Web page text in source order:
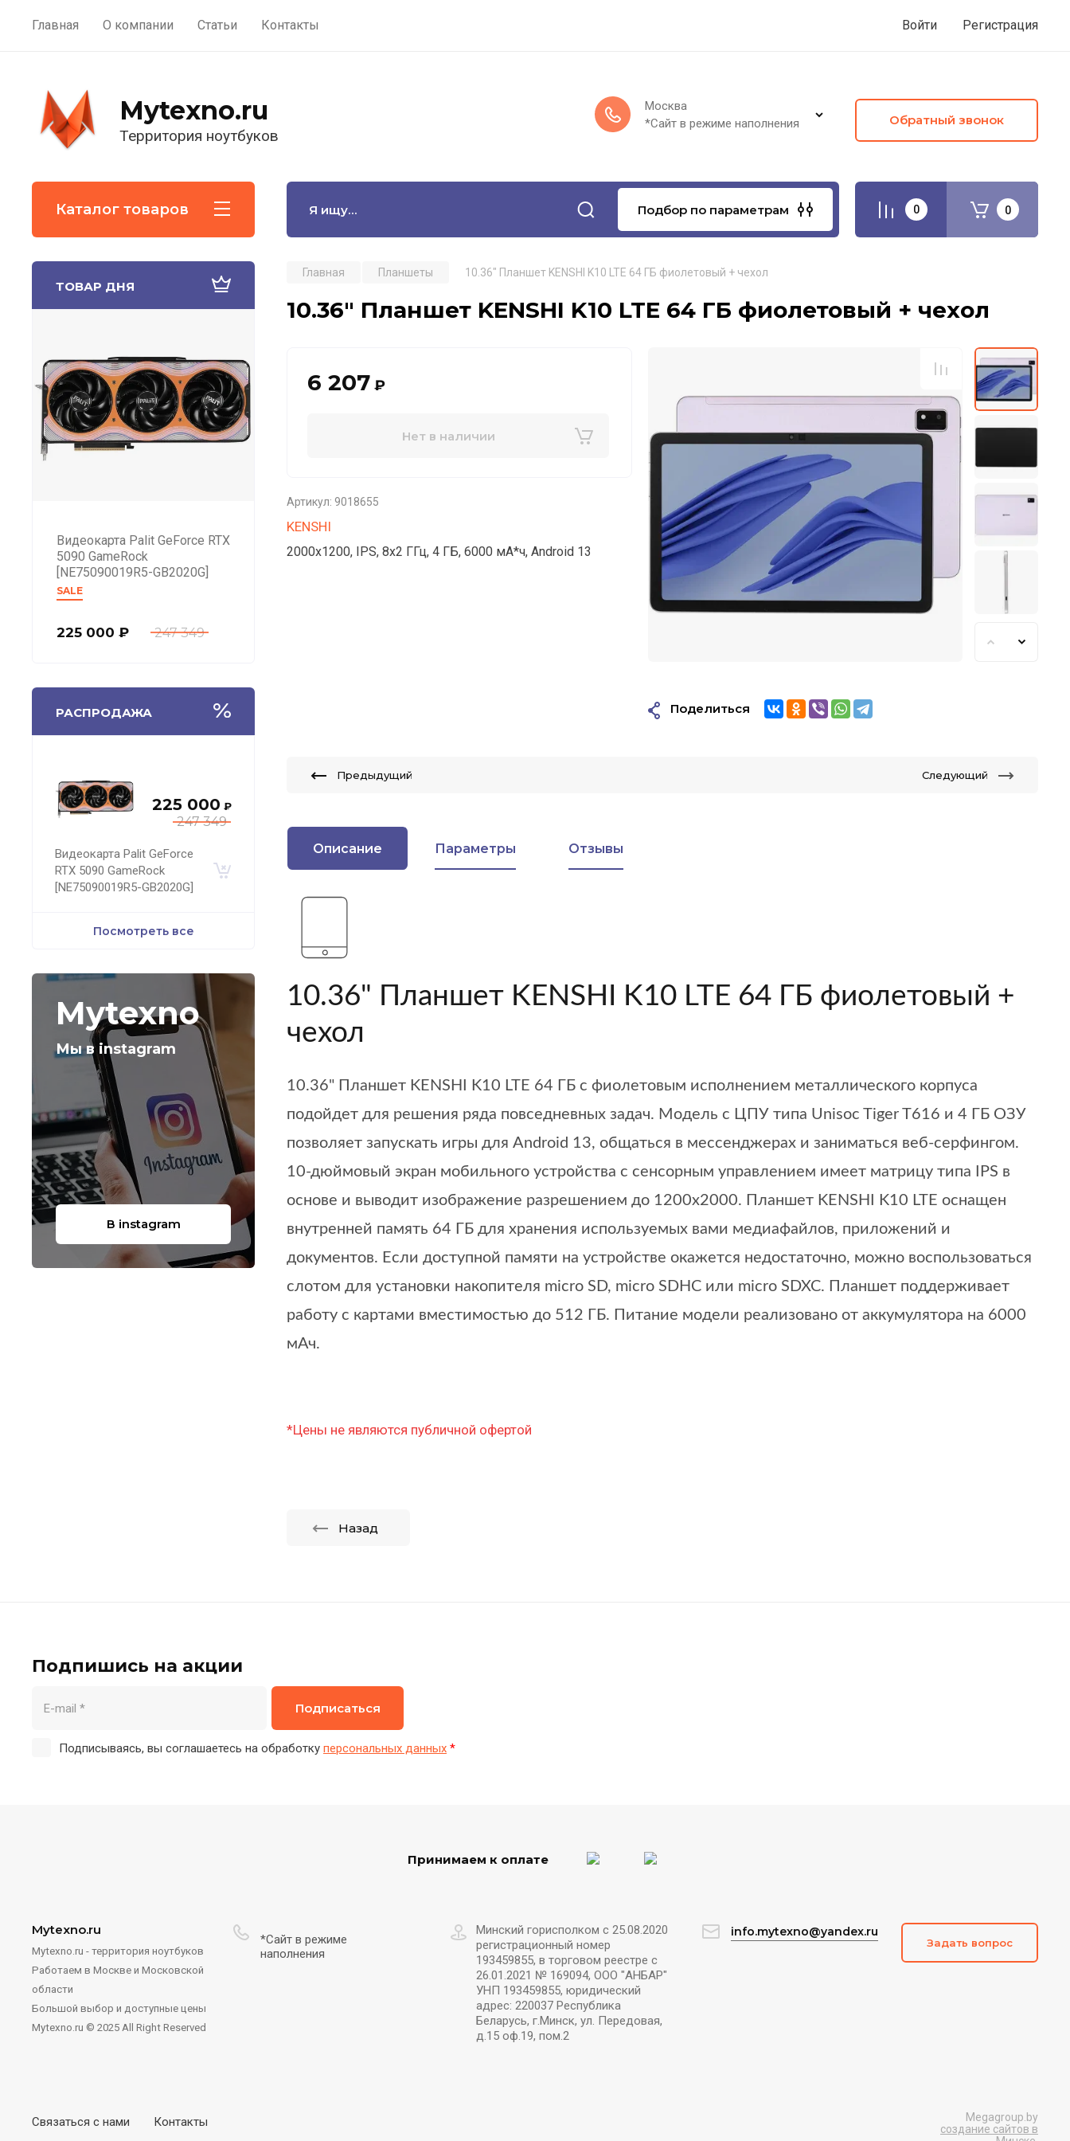
Главная О компании Статьи Контакты Войти Регистрация
Mytexno.ru
Территория ноутбуков
Москва
*Сайт в режиме наполнения
Обратный звонок
Каталог товаров Подбор по параметрам 0 0
ТОВАР ДНЯ
Видеокарта Palit GeForce RTX
5090 GameRock
[NE75090019R5-GB2020G]
SALE
247 349
225 000 ₽
РАСПРОДАЖА
247 349
225 000 ₽
Видеокарта Palit GeForce
RTX 5090 GameRock
[NE75090019R5-GB2020G]
Посмотреть все
Mytexno
Мы в instagram
В instagram
Главная Планшеты 10.36" Планшет KENSHI K10 LTE 64 ГБ фиолетовый + чехол
10.36" Планшет KENSHI K10 LTE 64 ГБ фиолетовый + чехол
6 207 ₽
Нет в наличии
Артикул: 9018655
KENSHI
2000x1200, IPS, 8x2 ГГц, 4 ГБ, 6000 мА*ч, Android 13
Поделиться
Предыдущий Следующий
Описание Параметры Отзывы
10.36" Планшет KENSHI K10 LTE 64 ГБ фиолетовый +
чехол
10.36" Планшет KENSHI K10 LTE 64 ГБ с фиолетовым исполнением металлического корпуса
подойдет для решения ряда повседневных задач. Модель с ЦПУ типа Unisoc Tiger T616 и 4 ГБ ОЗУ
позволяет запускать игры для Android 13, общаться в мессенджерах и заниматься веб-серфингом.
10-дюймовый экран мобильного устройства с сенсорным управлением имеет матрицу типа IPS в
основе и выводит изображение разрешением до 1200x2000. Планшет KENSHI K10 LTE оснащен
внутренней память 64 ГБ для хранения используемых вами медиафайлов, приложений и
документов. Если доступной памяти на устройстве окажется недостаточно, можно воспользоваться
слотом для установки накопителя micro SD, micro SDHC или micro SDXC. Планшет поддерживает
работу с картами вместимостью до 512 ГБ. Питание модели реализовано от аккумулятора на 6000
мАч.
*Цены не являются публичной офертой
Назад
Подпишись на акции
Подписываясь, вы соглашаетесь на обработку персональных данных *
Подписаться
Принимаем к оплате
Mytexno.ru
Mytexno.ru - территория ноутбуков
Работаем в Москве и Московской
области
Большой выбор и доступные цены
Mytexno.ru © 2025 All Right Reserved
*Сайт в режиме
наполнения
Минский горисполком с 25.08.2020
регистрационный номер
193459855, в торговом реестре с
26.01.2021 № 169094, ООО "АНБАР"
УНП 193459855, юридический
адрес: 220037 Республика
Беларусь, г.Минск, ул. Передовая,
д.15 оф.19, пом.2
info.mytexno@yandex.ru
Задать вопрос
Связаться с нами Контакты
Megagroup.by
создание сайтов в